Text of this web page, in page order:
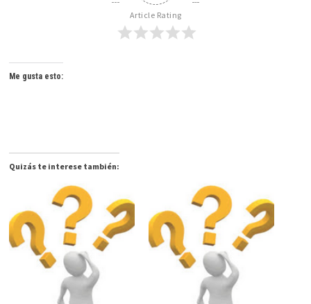
Article Rating
Me gusta esto:
Quizás te interese también: